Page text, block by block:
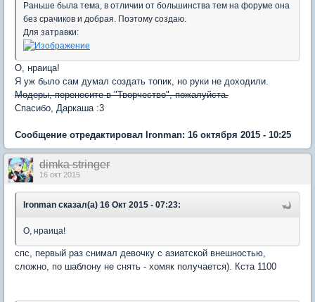
Раньше была тема, в отличии от большинства тем на форуме она
без срачиков и добрая. Поэтому создаю.
Для затравки:
О, нраица!
Я уж было сам думал создать топик, но руки не доходили.
Модеры, перенесите в "Творчество", пожалуйста.
Спасибо, Даркаша :3
Сообщение отредактировал lronman: 16 октября 2015 - 10:25
dimka stringer
16 окт 2015
lronman сказал(а) 16 Окт 2015 - 07:23:
О, нраица!
спс, первый раз снимал девочку с азиатской внешностью,
сложно, по шаблону не снять - хомяк получается). Кста 1100